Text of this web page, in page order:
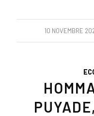
10 NOVEMBRE
/